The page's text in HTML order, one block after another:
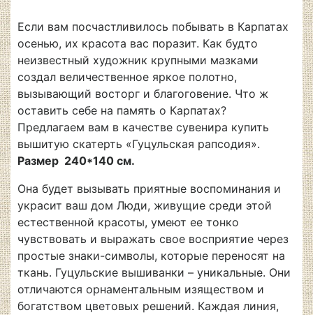
Если вам посчастливилось побывать в Карпатах
осенью, их красота вас поразит. Как будто
неизвестный художник крупными мазками
создал величественное яркое полотно,
вызывающий восторг и благоговение. Что ж
оставить себе на память о Карпатах?
Предлагаем вам в качестве сувенира купить
вышитую скатерть «Гуцульская рапсодия».
Размер 240*140 см.
Она будет вызывать приятные воспоминания и
украсит ваш дом Люди, живущие среди этой
естественной красоты, умеют ее тонко
чувствовать и выражать свое восприятие через
простые знаки-символы, которые переносят на
ткань. Гуцульские вышиванки – уникальные. Они
отличаются орнаментальным изяществом и
богатством цветовых решений. Каждая линия,